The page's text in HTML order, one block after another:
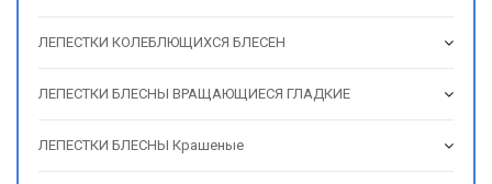
ЛЕПЕСТКИ КОЛЕБЛЮЩИХСЯ БЛЕСЕН
ЛЕПЕСТКИ БЛЕСНЫ ВРАЩАЮЩИЕСЯ ГЛАДКИЕ
ЛЕПЕСТКИ БЛЕСНЫ Крашеные